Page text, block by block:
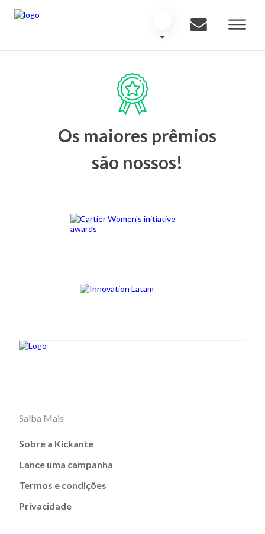
Os maiores prêmios
são nossos!
Saiba Mais
Sobre a Kickante
Lance uma campanha
Termos e condições
Privacidade